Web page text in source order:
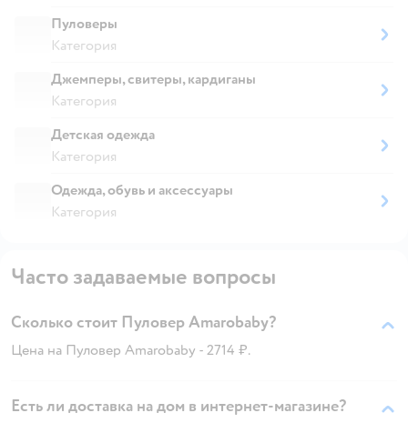
Пуловеры
Категория
Джемперы, свитеры, кардиганы
Категория
Детская одежда
Категория
Одежда, обувь и аксессуары
Категория
Часто задаваемые вопросы
Сколько стоит Пуловер Amarobaby?
Цена на Пуловер Amarobaby - 2714 ₽.
Есть ли доставка на дом в интернет-магазине?